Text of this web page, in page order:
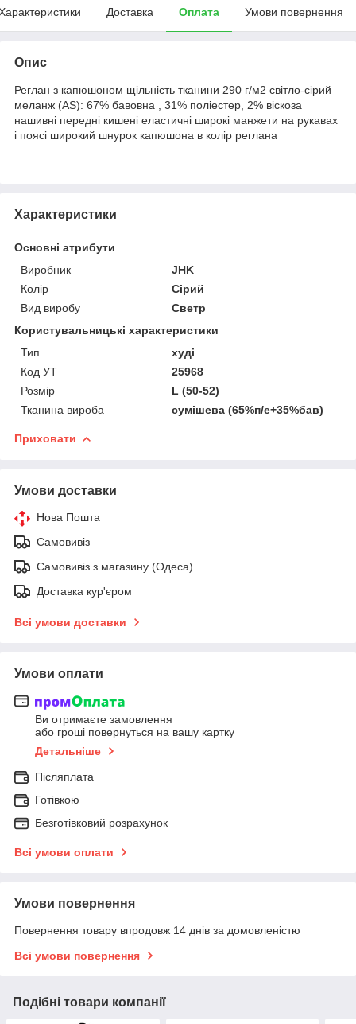
Доставка Оплата Умови повернення
Опис
Реглан з капюшоном щільність тканини 290 г/м2 світло-сірий
меланж (AS): 67% бавовна , 31% поліестер, 2% віскоза
нашивні передні кишені еластичні широкі манжети на рукавах
і поясі широкий шнурок капюшона в колір реглана
Характеристики
Основні атрибути
Виробник
JHK
Колір
Сірий
Вид виробу
Светр
Користувальницькі характеристики
Тип
худі
Код УТ
25968
Розмір
L (50-52)
Тканина вироба
сумішева (65%п/е+35%бав)
Приховати
Умови доставки
Нова Пошта
Самовивіз
Самовивіз з магазину (Одеса)
Доставка кур'єром
Всі умови доставки
Умови оплати
Ви отримаєте замовлення
або гроші повернуться на вашу картку
Детальніше
Післяплата
Готівкою
Безготівковий розрахунок
Всі умови оплати
Умови повернення
Повернення товару впродовж 14 днів за домовленістю
Всі умови повернення
Подібні товари компанії